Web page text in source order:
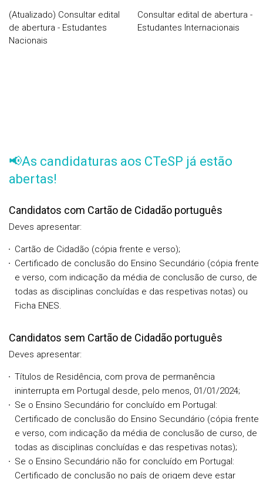
(Atualizado) Consultar edital
de abertura - Estudantes
Nacionais
Consultar edital de abertura -
Estudantes Internacionais
📢As candidaturas aos CTeSP já estão
abertas!
Candidatos com Cartão de Cidadão português
Deves apresentar:
Cartão de Cidadão (cópia frente e verso);
Certificado de conclusão do Ensino Secundário (cópia frente
e verso, com indicação da média de conclusão de curso, de
todas as disciplinas concluídas e das respetivas notas) ou
Ficha ENES.
Candidatos sem Cartão de Cidadão português
Deves apresentar:
Títulos de Residência, com prova de permanência
ininterrupta em Portugal desde, pelo menos, 01/01/2024;
Se o Ensino Secundário for concluído em Portugal:
Certificado de conclusão do Ensino Secundário (cópia frente
e verso, com indicação da média de conclusão de curso, de
todas as disciplinas concluídas e das respetivas notas);
Se o Ensino Secundário não for concluído em Portugal:
Certificado de conclusão no país de origem deve estar